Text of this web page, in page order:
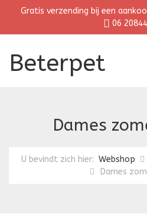
Gratis verzending bij een
06
Beterpet
Dames
U bevindt zich hier: Webshop
Dames